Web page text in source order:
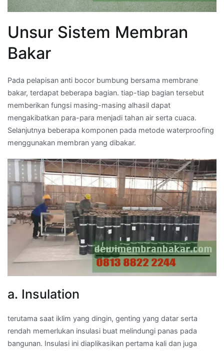
Unsur Sistem Membran
Bakar
Pada pelapisan anti bocor bumbung bersama membrane
bakar, terdapat beberapa bagian. tiap-tiap bagian tersebut
memberikan fungsi masing-masing alhasil dapat
mengakibatkan para-para menjadi tahan air serta cuaca.
Selanjutnya beberapa komponen pada metode waterproofing
menggunakan membran yang dibakar.
a. Insulation
terutama saat iklim yang dingin, genting yang datar serta
rendah memerlukan insulasi buat melindungi panas pada
bangunan. Insulasi ini diaplikasikan pertama kali dan juga